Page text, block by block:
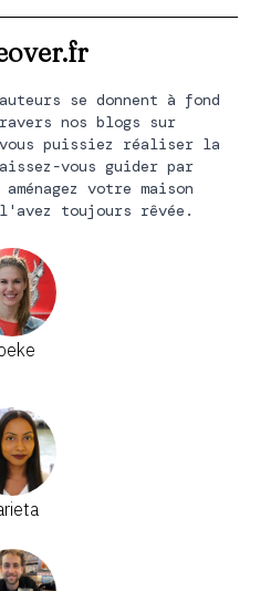
se donnent à fond
nos blogs sur
puissiez réaliser la
vous guider par
votre maison
l'avez toujours rêvée.